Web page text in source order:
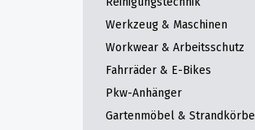
Werkzeug & Maschinen
Workwear & Arbeitsschutz
Fahrräder & E-Bikes
Pkw-Anhänger
Gartenmöbel & Strandkörbe